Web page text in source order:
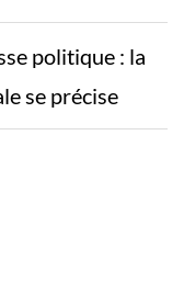
politique : la
se précise